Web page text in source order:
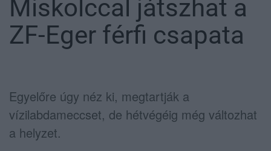
Miskolccal játszhat a
ZF-Eger férfi csapata
Egyelőre úgy néz ki, megtartják a
vízilabdameccset, de hétvégéig még változhat
a helyzet.